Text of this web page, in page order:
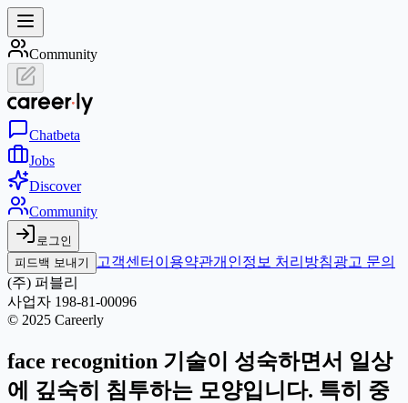
Community
Chatbeta
Jobs
Discover
Community
로그인
피드백 보내기
고객센터 이용약관개인정보 처리방침광고 문의
(주) 퍼블리
사업자 198-81-00096
© 2025 Careerly
face recognition 기술이 성숙하면서 일상
에 깊숙히 침투하는 모양입니다. 특히 중